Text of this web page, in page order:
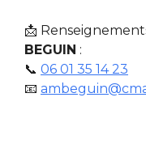
📩
BEGUIN :
📞 06 01 35 14 23
📧